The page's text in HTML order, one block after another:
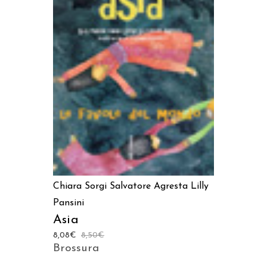
AGGIUNGI AL CARRELLO
Chiara Sorgi Salvatore Agresta Lilly
Pansini
Asia
8,50€
8,08€
Brossura